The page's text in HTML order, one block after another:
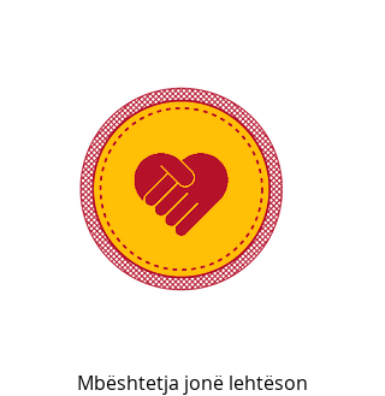
Mbështetja jonë lehtëson